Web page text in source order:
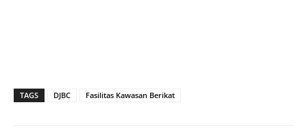
TAGS DJBC Fasilitas Kawasan Berikat